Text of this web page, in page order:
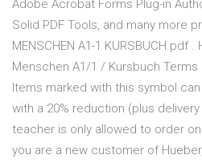
Adobe Acrobat Forms Plug-in
Solid PDF Tools, and many more
MENSCHEN A1-1 KURSBUCH.pdf
Menschen A1/1 / Kursbuch
Items marked with this symbol
with a 20% reduction (plus
teacher is only allowed to order
you are a new customer of